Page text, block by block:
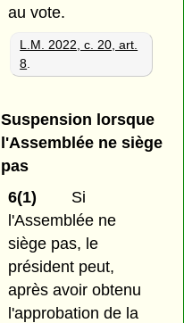
au vote.
L.M. 2022, c. 20, art.
8
Suspension lorsque
l'Assemblée ne siège
pas
6(1)
Si
l'Assemblée ne
siège pas, le
président peut,
après avoir obtenu
l'approbation de la